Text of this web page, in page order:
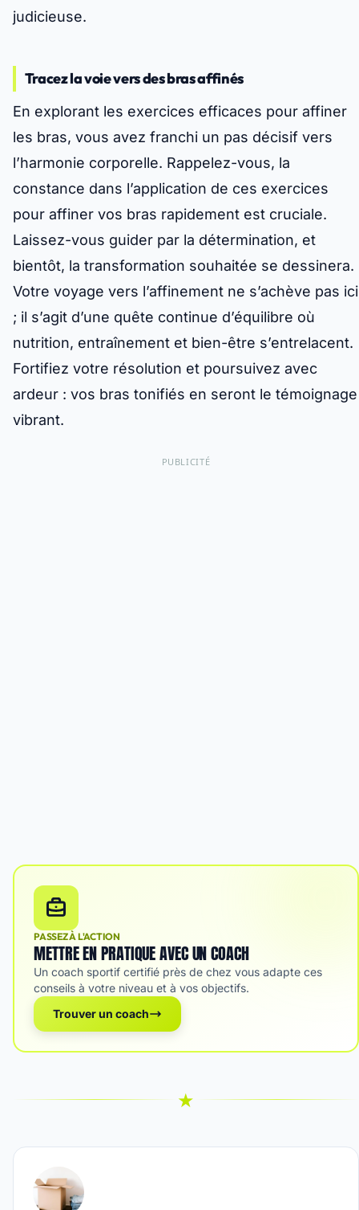
judicieuse.
Tracez la voie vers des bras affinés
En explorant les exercices efficaces pour affiner
les bras, vous avez franchi un pas décisif vers
l’harmonie corporelle. Rappelez-vous, la
constance dans l’application de ces exercices
pour affiner vos bras rapidement est cruciale.
Laissez-vous guider par la détermination, et
bientôt, la transformation souhaitée se dessinera.
Votre voyage vers l’affinement ne s’achève pas ici
; il s’agit d’une quête continue d’équilibre où
nutrition, entraînement et bien-être s’entrelacent.
Fortifiez votre résolution et poursuivez avec
ardeur : vos bras tonifiés en seront le témoignage
vibrant.
PUBLICITÉ
PASSEZ À L'ACTION
METTRE EN PRATIQUE AVEC UN COACH
Un coach sportif certifié près de chez vous adapte ces
conseils à votre niveau et à vos objectifs.
Trouver un coach
★